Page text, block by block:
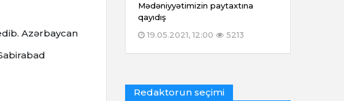
Azərbaycan
Mədəniyyətimizin paytaxtına
qayıdış
19.05.2021, 12:00
5213
Redaktorun seçimi